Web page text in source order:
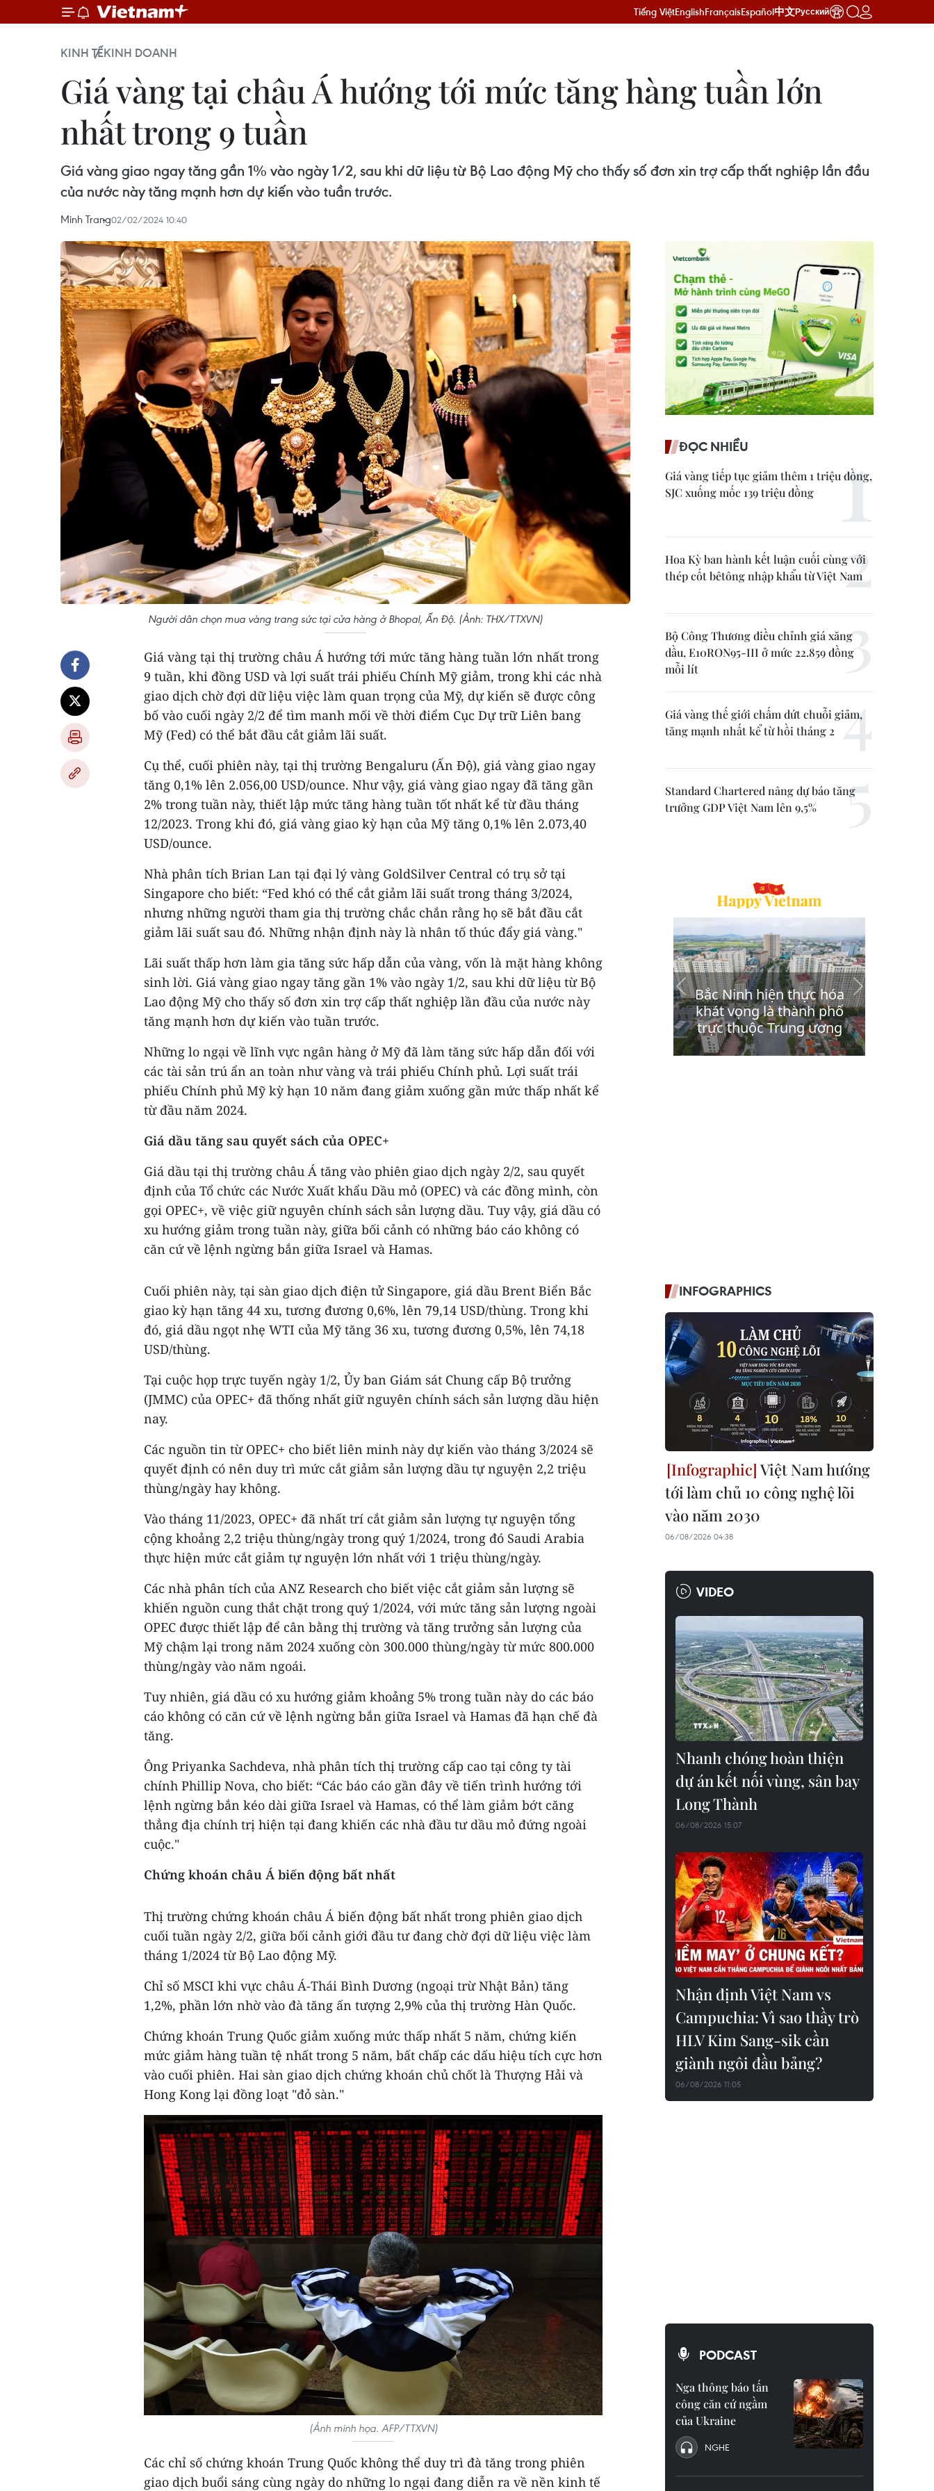
Tiếng ViệtEnglishFrançaisEspañol中文Русский
KINH TẾKINH DOANH
Giá vàng tại châu Á hướng tới mức tăng hàng tuần lớn
nhất trong 9 tuần
Giá vàng giao ngay tăng gần 1% vào ngày 1/2, sau khi dữ liệu từ Bộ Lao động Mỹ cho thấy số đơn xin trợ cấp thất nghiệp lần đầu
của nước này tăng mạnh hơn dự kiến vào tuần trước.
Minh Trang02/02/2024 10:40
Người dân chọn mua vàng trang sức tại cửa hàng ở Bhopal, Ấn Độ. (Ảnh: THX/TTXVN)
Giá vàng tại thị trường châu Á hướng tới mức tăng hàng tuần lớn nhất trong
9 tuần, khi đồng USD và lợi suất trái phiếu Chính Mỹ giảm, trong khi các nhà
giao dịch chờ đợi dữ liệu việc làm quan trọng của Mỹ, dự kiến sẽ được công
bố vào cuối ngày 2/2 để tìm manh mối về thời điểm Cục Dự trữ Liên bang
Mỹ (Fed) có thể bắt đầu cắt giảm lãi suất.
Cụ thể, cuối phiên này, tại thị trường Bengaluru (Ấn Độ), giá vàng giao ngay
tăng 0,1% lên 2.056,00 USD/ounce. Như vậy, giá vàng giao ngay đã tăng gần
2% trong tuần này, thiết lập mức tăng hàng tuần tốt nhất kể từ đầu tháng
12/2023. Trong khi đó, giá vàng giao kỳ hạn của Mỹ tăng 0,1% lên 2.073,40
USD/ounce.
Nhà phân tích Brian Lan tại đại lý vàng GoldSilver Central có trụ sở tại
Singapore cho biết: “Fed khó có thể cắt giảm lãi suất trong tháng 3/2024,
nhưng những người tham gia thị trường chắc chắn rằng họ sẽ bắt đầu cắt
giảm lãi suất sau đó. Những nhận định này là nhân tố thúc đẩy giá vàng."
Lãi suất thấp hơn làm gia tăng sức hấp dẫn của vàng, vốn là mặt hàng không
sinh lời. Giá vàng giao ngay tăng gần 1% vào ngày 1/2, sau khi dữ liệu từ Bộ
Lao động Mỹ cho thấy số đơn xin trợ cấp thất nghiệp lần đầu của nước này
tăng mạnh hơn dự kiến vào tuần trước.
Những lo ngại về lĩnh vực ngân hàng ở Mỹ đã làm tăng sức hấp dẫn đối với
các tài sản trú ẩn an toàn như vàng và trái phiếu Chính phủ. Lợi suất trái
phiếu Chính phủ Mỹ kỳ hạn 10 năm đang giảm xuống gần mức thấp nhất kể
từ đầu năm 2024.
Giá dầu tăng sau quyết sách của OPEC+
Giá dầu tại thị trường châu Á tăng vào phiên giao dịch ngày 2/2, sau quyết
định của Tổ chức các Nước Xuất khẩu Dầu mỏ (OPEC) và các đồng mình, còn
gọi OPEC+, về việc giữ nguyên chính sách sản lượng dầu. Tuy vậy, giá dầu có
xu hướng giảm trong tuần này, giữa bối cảnh có những báo cáo không có
căn cứ về lệnh ngừng bắn giữa Israel và Hamas.
Cuối phiên này, tại sàn giao dịch điện tử Singapore, giá dầu Brent Biển Bắc
giao kỳ hạn tăng 44 xu, tương đương 0,6%, lên 79,14 USD/thùng. Trong khi
đó, giá dầu ngọt nhẹ WTI của Mỹ tăng 36 xu, tương đương 0,5%, lên 74,18
USD/thùng.
Tại cuộc họp trực tuyến ngày 1/2, Ủy ban Giám sát Chung cấp Bộ trưởng
(JMMC) của OPEC+ đã thống nhất giữ nguyên chính sách sản lượng dầu hiện
nay.
Các nguồn tin từ OPEC+ cho biết liên minh này dự kiến vào tháng 3/2024 sẽ
quyết định có nên duy trì mức cắt giảm sản lượng dầu tự nguyện 2,2 triệu
thùng/ngày hay không.
Vào tháng 11/2023, OPEC+ đã nhất trí cắt giảm sản lượng tự nguyện tổng
cộng khoảng 2,2 triệu thùng/ngày trong quý 1/2024, trong đó Saudi Arabia
thực hiện mức cắt giảm tự nguyện lớn nhất với 1 triệu thùng/ngày.
Các nhà phân tích của ANZ Research cho biết việc cắt giảm sản lượng sẽ
khiến nguồn cung thắt chặt trong quý 1/2024, với mức tăng sản lượng ngoài
OPEC được thiết lập để cân bằng thị trường và tăng trưởng sản lượng của
Mỹ chậm lại trong năm 2024 xuống còn 300.000 thùng/ngày từ mức 800.000
thùng/ngày vào năm ngoái.
Tuy nhiên, giá dầu có xu hướng giảm khoảng 5% trong tuần này do các báo
cáo không có căn cứ về lệnh ngừng bắn giữa Israel và Hamas đã hạn chế đà
tăng.
Ông Priyanka Sachdeva, nhà phân tích thị trường cấp cao tại công ty tài
chính Phillip Nova, cho biết: “Các báo cáo gần đây về tiến trình hướng tới
lệnh ngừng bắn kéo dài giữa Israel và Hamas, có thể làm giảm bớt căng
thẳng địa chính trị hiện tại đang khiến các nhà đầu tư dầu mỏ đứng ngoài
cuộc."
Chứng khoán châu Á biến động bất nhất
Thị trường chứng khoán châu Á biến động bất nhất trong phiên giao dịch
cuối tuần ngày 2/2, giữa bối cảnh giới đầu tư đang chờ đợi dữ liệu việc làm
tháng 1/2024 từ Bộ Lao động Mỹ.
Chỉ số MSCI khi vực châu Á-Thái Bình Dương (ngoại trừ Nhật Bản) tăng
1,2%, phần lớn nhờ vào đà tăng ấn tượng 2,9% của thị trường Hàn Quốc.
Chứng khoán Trung Quốc giảm xuống mức thấp nhất 5 năm, chứng kiến
mức giảm hàng tuần tệ nhất trong 5 năm, bất chấp các dấu hiệu tích cực hơn
vào cuối phiên. Hai sàn giao dịch chứng khoán chủ chốt là Thượng Hải và
Hong Kong lại đồng loạt "đỏ sàn."
(Ảnh minh họa. AFP/TTXVN)
Các chỉ số chứng khoán Trung Quốc không thể duy trì đà tăng trong phiên
giao dịch buổi sáng cùng ngày do những lo ngại đang diễn ra về nền kinh tế
ĐỌC NHIỀU
Giá vàng tiếp tục giảm thêm 1 triệu đồng,
SJC xuống mốc 139 triệu đồng
Hoa Kỳ ban hành kết luận cuối cùng với
thép cốt bêtông nhập khẩu từ Việt Nam
Bộ Công Thương điều chỉnh giá xăng
dầu, E10RON95-III ở mức 22.859 đồng
mỗi lít
Giá vàng thế giới chấm dứt chuỗi giảm,
tăng mạnh nhất kể từ hồi tháng 2
Standard Chartered nâng dự báo tăng
trưởng GDP Việt Nam lên 9,5%
INFOGRAPHICS
Việt Nam hướng
tới làm chủ 10 công nghệ lõi
vào năm 2030
06/08/2026 04:38
VIDEO
Nhanh chóng hoàn thiện
dự án kết nối vùng, sân bay
Long Thành
06/08/2026 15:07
Nhận định Việt Nam vs
Campuchia: Vì sao thầy trò
HLV Kim Sang-sik cần
giành ngôi đầu bảng?
06/08/2026 11:05
PODCAST
Nga thông báo tấn
công căn cứ ngầm
của Ukraine
NGHE